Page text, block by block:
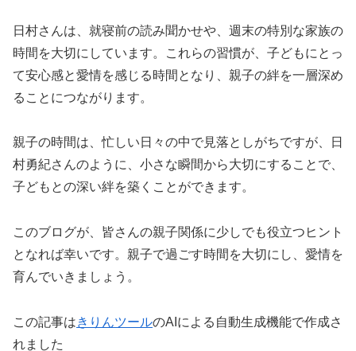
日村さんは、就寝前の読み聞かせや、週末の特別な家族の
時間を大切にしています。これらの習慣が、子どもにとっ
て安心感と愛情を感じる時間となり、親子の絆を一層深め
ることにつながります。
親子の時間は、忙しい日々の中で見落としがちですが、日
村勇紀さんのように、小さな瞬間から大切にすることで、
子どもとの深い絆を築くことができます。
このブログが、皆さんの親子関係に少しでも役立つヒント
となれば幸いです。親子で過ごす時間を大切にし、愛情を
育んでいきましょう。
この記事はきりんツールのAIによる自動生成機能で作成さ
れました